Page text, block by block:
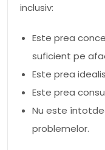
inclusiv:
Este prea
suficient pe
Este prea
Este prea
Nu este
problemelor.